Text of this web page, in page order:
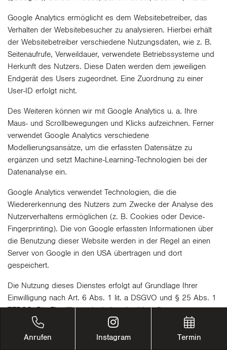
Google Analytics ermöglicht es dem Websitebetreiber, das
Verhalten der Websitebesucher zu analysieren. Hierbei erhält
der Websitebetreiber verschiedene Nutzungsdaten, wie z. B.
Seitenaufrufe, Verweildauer, verwendete Betriebssysteme und
Herkunft des Nutzers. Diese Daten werden dem jeweiligen
Endgerät des Users zugeordnet. Eine Zuordnung zu einer
User-ID erfolgt nicht.
Des Weiteren können wir mit Google Analytics u. a. Ihre
Maus- und Scrollbewegungen und Klicks aufzeichnen. Ferner
verwendet Google Analytics verschiedene
Modellierungsansätze, um die erfassten Datensätze zu
ergänzen und setzt Machine-Learning-Technologien bei der
Datenanalyse ein.
Google Analytics verwendet Technologien, die die
Wiedererkennung des Nutzers zum Zwecke der Analyse des
Nutzerverhaltens ermöglichen (z. B. Cookies oder Device-
Fingerprinting). Die von Google erfassten Informationen über
die Benutzung dieser Website werden in der Regel an einen
Server von Google in den USA übertragen und dort
gespeichert.
Die Nutzung dieses Dienstes erfolgt auf Grundlage Ihrer
Einwilligung nach Art. 6 Abs. 1 lit. a DSGVO und § 25 Abs. 1
TTDSG. Die Einwilligung ist jederzeit widerrufbar.
Die Datenübertragung in die USA wird auf die
Standardvertragsklauseln der EU-Kommission gestützt. Details
Anrufen Instagram Termin